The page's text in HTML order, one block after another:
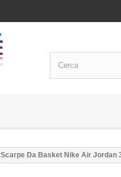
Scarpe Da Basket Nike Air Jordan